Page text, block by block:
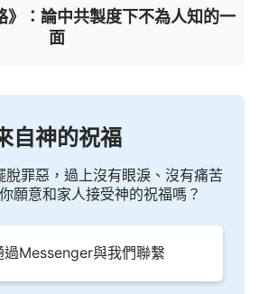
？是你奮力拼搏換來的嗎？是你
的畫面嗎？若不是我帶領整個人
』把人帶到今天的嗎？多少人的
到的幸福、美滿，難道是他們的
整個人類有誰不在全能者的眼中
者的預定之中生存？人的生死存
選擇嗎？人的命運是自己掌握的
，但死卻遠遠避開他；多少人想
死，但不知不覺中，死亡之日逼
》：論中共製度下不為人知的一
面
自神的祝福
脫罪惡，過上沒有眼淚、沒有痛苦
願意和家人接受神的祝福嗎？
過Messenger與我們聯繫